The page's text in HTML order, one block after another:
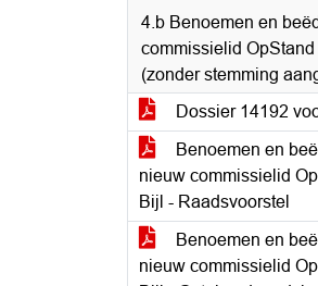
4.b Benoemen en
commissielid OpStand
(zonder stemming
Dossier 14192
Benoemen en
nieuw commissielid
Bijl - Raadsvoorstel
Benoemen en
nieuw commissielid